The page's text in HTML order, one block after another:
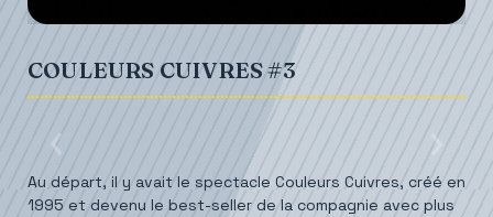
COULEURS CUIVRES #3
Au départ, il y avait le spectacle Couleurs Cuivres, créé en
1995 et devenu le best-seller de la compagnie avec plus